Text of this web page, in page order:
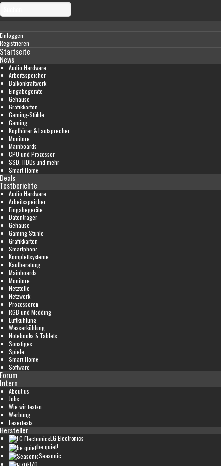
Einloggen
Registrieren
Startseite
News
Audio Hardware
Arbeitsspeicher
Balkonkraftwerk
Eingabegeräte
Gehäuse
Grafikkarten
Gaming-Stühle
Gaming
Kopfhörer & Lautsprecher
Monitore
Mainboards
CPU und Prozessor
SSD, HDDs und mehr
Smart Home
Deals
Testberichte
Audio Hardware
Arbeitsspeicher
Eingabegeräte
Datenträger
Gehäuse
Gaming Stühle
Grafikkarten
Smartphone
Komplettsysteme
Kaufberatung
Mainboards
Monitore
Netzteile
Netzwerk
Prozessoren
RGB und Modding
Luftkühlung
Wasserkühlung
Notebooks & Tablets
Sonstiges
Spiele
Smart Home
Software
Forum
Intern
About us
Jobs
Wie wir testen
Werbung
Lesertests
Hersteller
LG Electronics
be quiet!
Seasonic
EIZO